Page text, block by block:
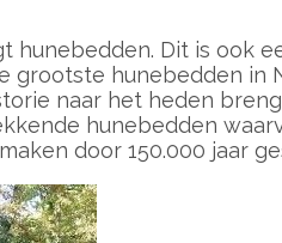
hunebedden. Dit is ook
grootste hunebedden in
naar het heden
hunebedden
door 150.000 jaar